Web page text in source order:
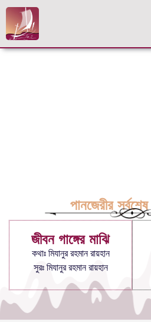
পানজেরীর সর্বশেষ
জীবন গাঙ্গের মাঝি
কথাঃ মিযানুর রহমান রায়হান
সুরঃ মিযানুর রহমান রায়হান